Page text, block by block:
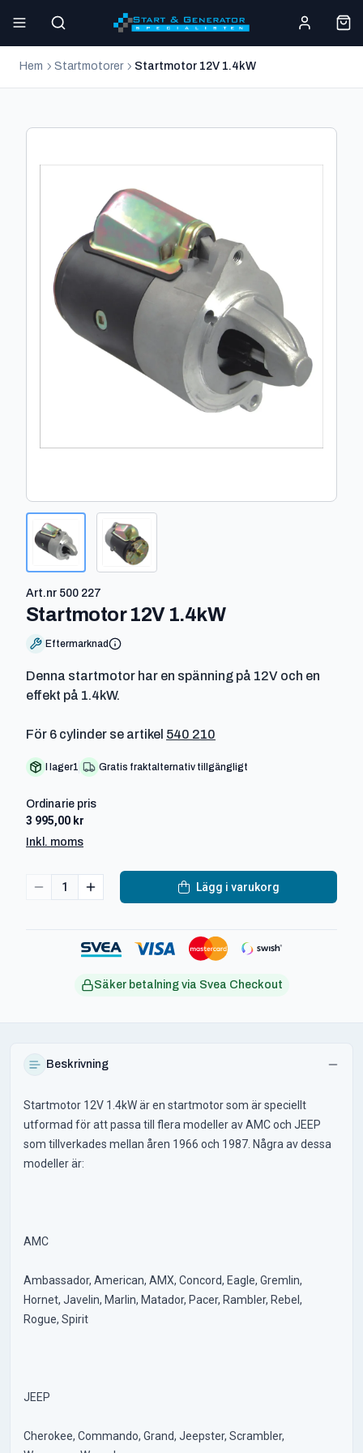
Hem Startmotorer Startmotor 12V 1.4kW
Art.nr 500 227
Startmotor 12V 1.4kW-
Eftermarknad
Denna startmotor har en spänning på 12V och en
effekt på 1.4kW.
För 6 cylinder se artikel 540 210
I lager1 Gratis fraktalternativ tillgängligt
Ordinarie pris
3 995,00 kr
Inkl. moms
1 Lägg i varukorg
Säker betalning via Svea Checkout
Beskrivning
Startmotor 12V 1.4kW är en startmotor som är speciellt
utformad för att passa till flera modeller av AMC och JEEP
som tillverkades mellan åren 1966 och 1987. Några av dessa
modeller är:
AMC
Ambassador, American, AMX, Concord, Eagle, Gremlin,
Hornet, Javelin, Marlin, Matador, Pacer, Rambler, Rebel,
Rogue, Spirit
JEEP
Cherokee, Commando, Grand, Jeepster, Scrambler,